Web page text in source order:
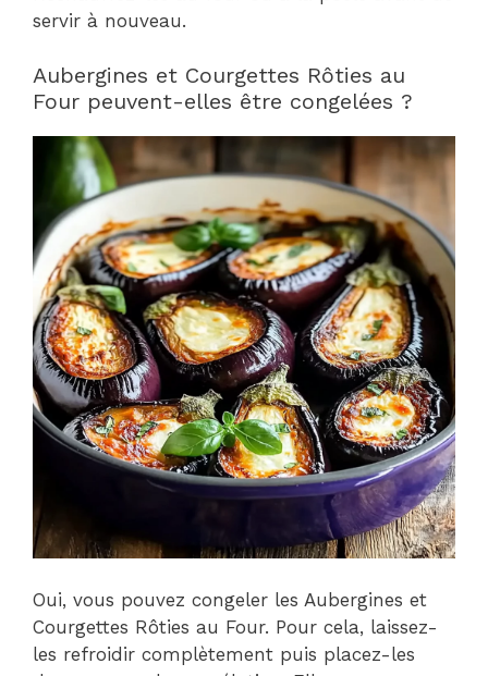
servir à nouveau.
Aubergines et Courgettes Rôties au
Four peuvent-elles être congelées ?
Oui, vous pouvez congeler les Aubergines et
Courgettes Rôties au Four. Pour cela, laissez-
les refroidir complètement puis placez-les